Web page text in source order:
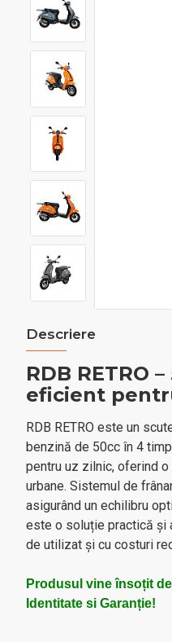
Descriere
RDB RETRO
eficient
RDB RETRO este un
benzină de 50cc în 4
pentru uz zilnic, oferind
urbane. Sistemul de
asigurând un echilibru
este o soluție practică și
de utilizat și cu costuri
Produsul vine însoțit
Identitate si Garanție!